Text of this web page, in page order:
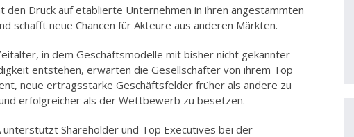
den Druck auf etablierte Unternehmen in ihren angestammten
schafft neue Chancen für Akteure aus anderen Märkten.
in dem Geschäftsmodelle mit bisher nicht gekannter
entstehen, erwarten die Gesellschafter von ihrem Top
neue ertragsstarke Geschäftsfelder früher als andere zu
erfolgreicher als der Wettbewerb zu besetzen.
unterstützt Shareholder und Top Executives bei der